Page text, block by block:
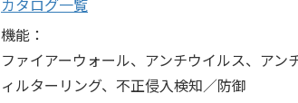
機能：
ファイアーウォール、アンチウイルス、ア
ィルターリング、不正侵入検知／防御